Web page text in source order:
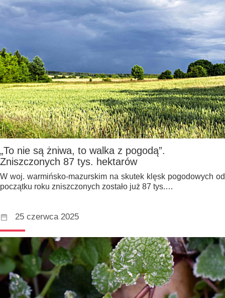
„To nie są żniwa, to walka z pogodą”.
Zniszczonych 87 tys. hektarów
W woj. warmińsko-mazurskim na skutek klęsk pogodowych od
początku roku zniszczonych zostało już 87 tys.…
25 czerwca 2025